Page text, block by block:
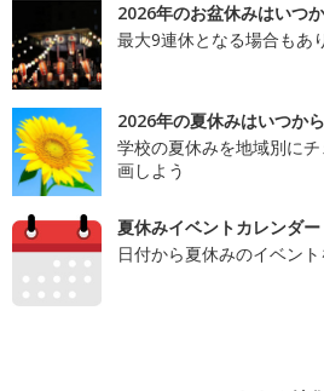
2026年のお盆休みはいつ
最大9連休となる場合もあ
2026年の夏休みはいつか
学校の夏休みを地域別に
画しよう
夏休みイベントカレンダー
日付から夏休みのイベン